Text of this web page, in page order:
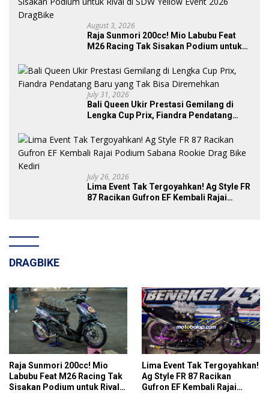
August 3, 2026
Raja Sunmori 200cc! Mio Labubu Feat
M26 Racing Tak Sisakan Podium untuk
July 31, 2026
Bali Queen Ukir Prestasi Gemilang di
Lengka Cup Prix, Fiandra Pendatang
July 26, 2026
Lima Event Tak Tergoyahkan! Ag Style FR
87 Racikan Gufron EF Kembali Rajai
DRAGBIKE
Raja Sunmori 200cc! Mio
Labubu Feat M26 Racing Tak
Sisakan Podium untuk Rival
Lima Event Tak Tergoyahkan!
Ag Style FR 87 Racikan
Gufron EF Kembali Rajai